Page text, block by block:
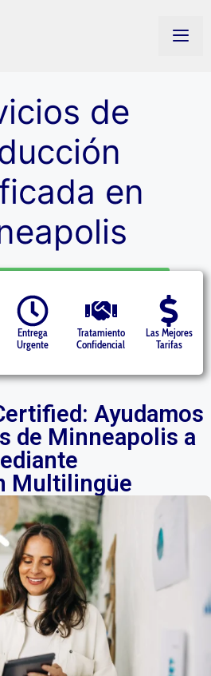
de
en
Entrega
Urgente
Tratamiento
Confidencial
Las Mejores
Tarifas
Ayudamos
de Minneapolis a
Multilingüe